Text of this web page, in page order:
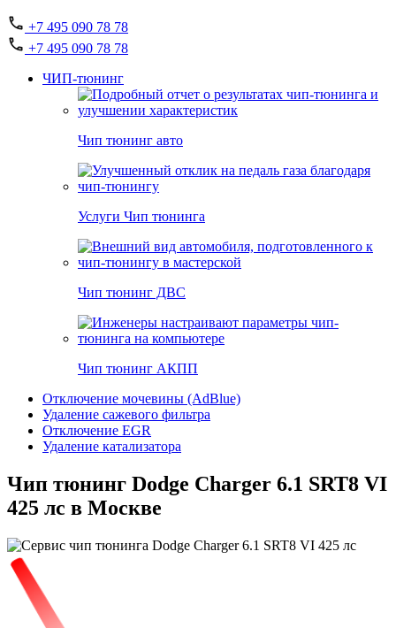
+7 495 090 78 78
+7 495 090 78 78
ЧИП-тюнинг
Чип тюнинг авто
Услуги Чип тюнинга
Чип тюнинг ДВС
Чип тюнинг АКПП
Отключение мочевины (AdBlue)
Удаление сажевого фильтра
Отключение EGR
Удаление катализатора
Чип тюнинг Dodge Charger 6.1 SRT8 VI
425 лс в Москве